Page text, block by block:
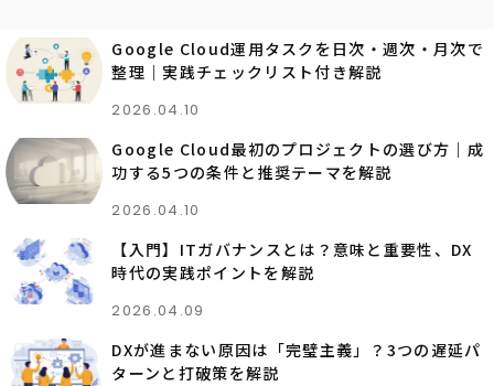
Google Cloud運用タスクを日次・週次・月次で
整理｜実践チェックリスト付き解説
2026.04.10
Google Cloud最初のプロジェクトの選び方｜成
功する5つの条件と推奨テーマを解説
2026.04.10
【入門】ITガバナンスとは？意味と重要性、DX
時代の実践ポイントを解説
2026.04.09
DXが進まない原因は「完璧主義」？3つの遅延パ
ターンと打破策を解説